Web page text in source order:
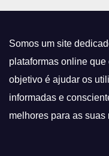
Somos um site
plataformas online
objetivo é ajudar os
informadas e
melhores para as suas